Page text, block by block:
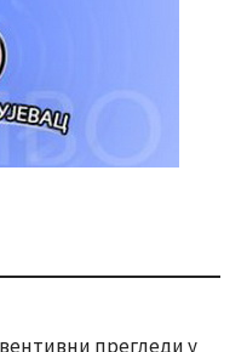
прегледи у